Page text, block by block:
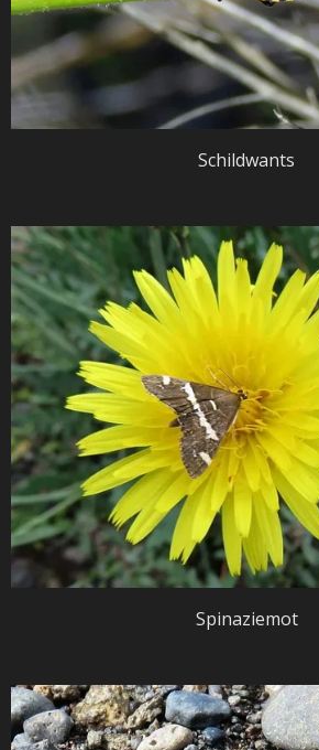
Schildwants
Spinaziemot